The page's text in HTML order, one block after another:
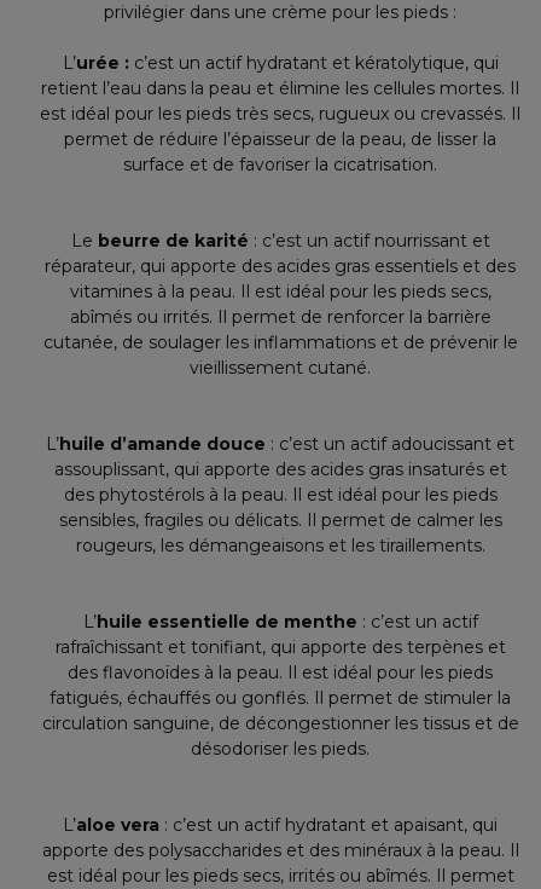
privilégier dans une crème pour les pieds :
L’urée : c’est un actif hydratant et kératolytique, qui
retient l’eau dans la peau et élimine les cellules mortes. Il
est idéal pour les pieds très secs, rugueux ou crevassés. Il
permet de réduire l’épaisseur de la peau, de lisser la
surface et de favoriser la cicatrisation.
Le beurre de karité : c’est un actif nourrissant et
réparateur, qui apporte des acides gras essentiels et des
vitamines à la peau. Il est idéal pour les pieds secs,
abîmés ou irrités. Il permet de renforcer la barrière
cutanée, de soulager les inflammations et de prévenir le
vieillissement cutané.
L’huile d’amande douce : c’est un actif adoucissant et
assouplissant, qui apporte des acides gras insaturés et
des phytostérols à la peau. Il est idéal pour les pieds
sensibles, fragiles ou délicats. Il permet de calmer les
rougeurs, les démangeaisons et les tiraillements.
L’huile essentielle de menthe : c’est un actif
rafraîchissant et tonifiant, qui apporte des terpènes et
des flavonoïdes à la peau. Il est idéal pour les pieds
fatigués, échauffés ou gonflés. Il permet de stimuler la
circulation sanguine, de décongestionner les tissus et de
désodoriser les pieds.
L’aloe vera : c’est un actif hydratant et apaisant, qui
apporte des polysaccharides et des minéraux à la peau. Il
est idéal pour les pieds secs, irrités ou abîmés. Il permet